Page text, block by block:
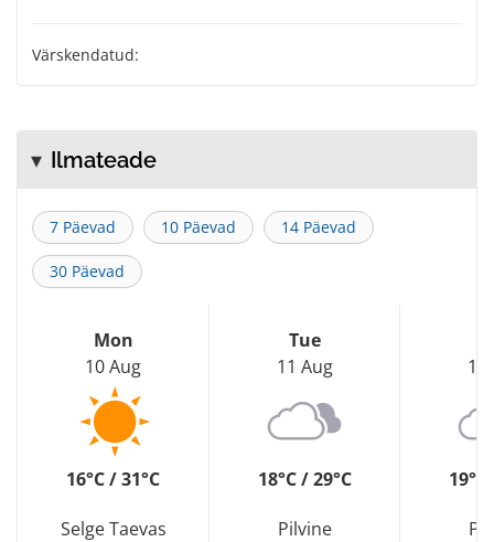
Värskendatud:
Ilmateade
7 Päevad 10 Päevad 14 Päevad
30 Päevad
Mon
10 Aug
16°C / 31°C
Selge Taevas
Tue
11 Aug
18°C / 29°C
Pilvine
12
19°C